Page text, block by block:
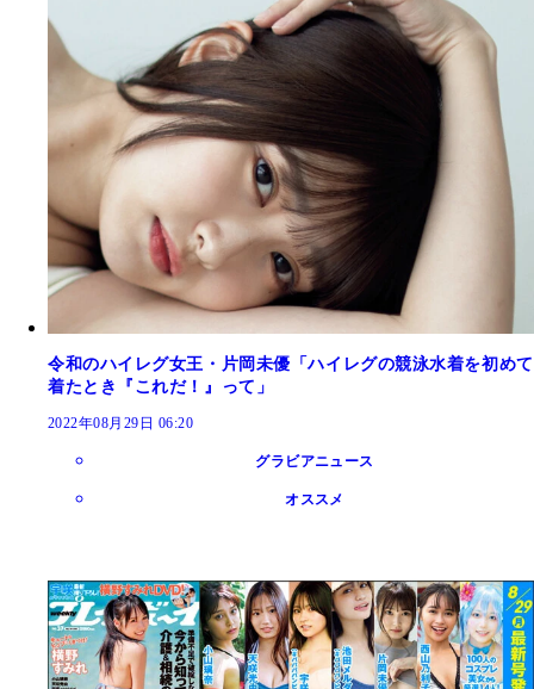
令和のハイレグ女王・片岡未優「ハイレグの競泳水着を初めて
着たとき『これだ！』って」
2022年08月29日 06:20
グラビアニュース
オススメ